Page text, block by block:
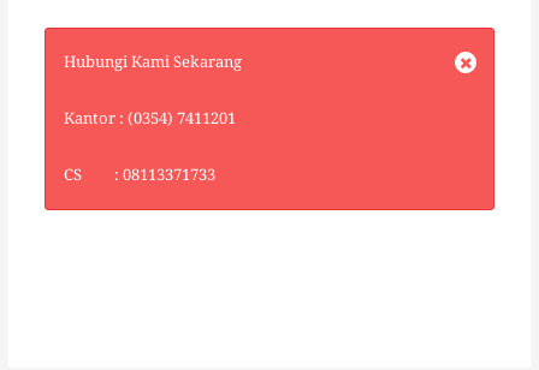
Hubungi Kami Sekarang
Kantor : (0354) 7411201
CS : 08113371733